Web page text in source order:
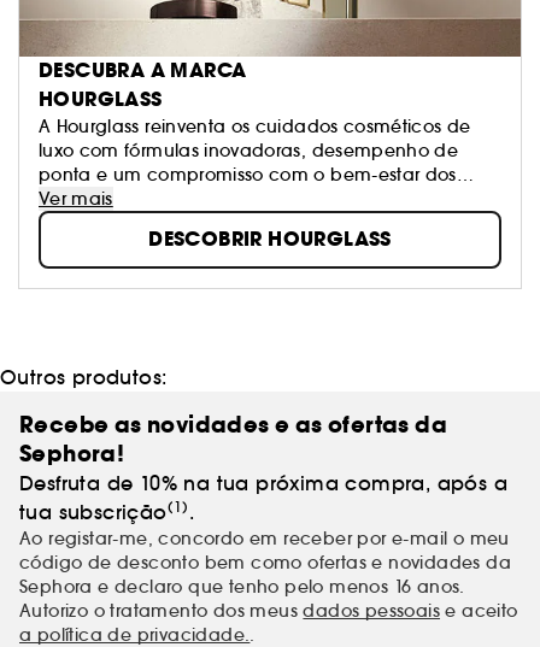
DESCUBRA A MARCA
HOURGLASS
A Hourglass reinventa os cuidados cosméticos de
luxo com fórmulas inovadoras, desempenho de
ponta e um compromisso com o bem-estar dos
animais
Ver mais
DESCOBRIR HOURGLASS
Outros produtos:
Recebe as novidades e as ofertas da
Sephora!
Desfruta de 10% na tua próxima compra, após a
tua subscrição(1) .
Ao registar-me, concordo em receber por e-mail o meu
código de desconto bem como ofertas e novidades da
Sephora e declaro que tenho pelo menos 16 anos.
Autorizo o tratamento dos meusdados pessoais e aceito
a política de privacidade..